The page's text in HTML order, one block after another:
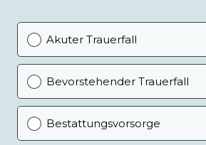
Akuter Trauerfall
Bevorstehender Trauerfall
Bestattungsvorsorge